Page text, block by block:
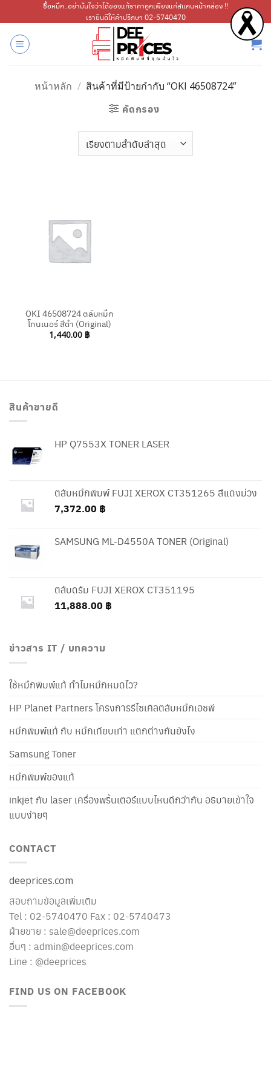
ไป
เนื้อหา
ซื้อหมึก..อย่ามั่นใจว่าได้ของแท้ราคาถูกเพียงแค่สแกนหน้ากล่อง !!
เรายินดีให้คำปรึกษา 02-5740470
หน้าหลัก / สินค้าที่มีป้ายกำกับ “OKI 46508724”
คัดกรอง
OKI 46508724 ตลับหมึก
โทนเนอร์ สีดำ (Original)
1,440.00 ฿
สินค้าขายดี
HP Q7553X TONER LASER
ตลับหมึกพิมพ์ FUJI XEROX CT351265 สีแดงม่วง
7,372.00 ฿
SAMSUNG ML-D4550A TONER (Original)
ตลับดรัม FUJI XEROX CT351195
11,888.00 ฿
ข่าวสาร IT / บทความ
ใช้หมึกพิมพ์แท้ ทำไมหมึกหมดไว?
HP Planet Partners โครงการรีไซเคิลตลับหมึกเอชพี
หมึกพิมพ์แท้ กับ หมึกเทียบเท่า แตกต่างกันยังไง
Samsung Toner
หมึกพิมพ์ของแท้
inkjet กับ laser เครื่องพริ้นเตอร์แบบไหนดีกว่ากัน อธิบายเข้าใจ
แบบง่ายๆ
CONTACT
deeprices.com
สอบถามข้อมูลเพิ่มเติม
Tel : 02-5740470 Fax : 02-5740473
ฝ่ายขาย : sale@deeprices.com
อื่นๆ : admin@deeprices.com
Line : @deeprices
FIND US ON FACEBOOK